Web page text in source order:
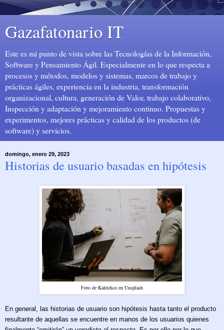
Gazafatonario IT
Este es mi punto de vista sobre las Tecnologías de la Información,
Software y Pensamiento Ágil. Especialmente en lo que respecta a
procesos y métodos, modelos y sistemas, marcos de trabajo y
prácticas ágiles, experiencia en la industria, transformación
organizacional, cultura, generación de Valor, trabajo colaborativo,
Inspección y adaptación y mejoramiento continuo. Propuestas y
experimentos, mejores prácticas y calidad de los productos (de
software) y servicios.
domingo, enero 29, 2023
Historias de usuario basadas en hipótesis
Foto de Kaleidico en Unsplash
En general, las historias de usuario son hipótesis hasta tanto el producto
resultante de aquellas se encuentre en manos de los usuarios quienes